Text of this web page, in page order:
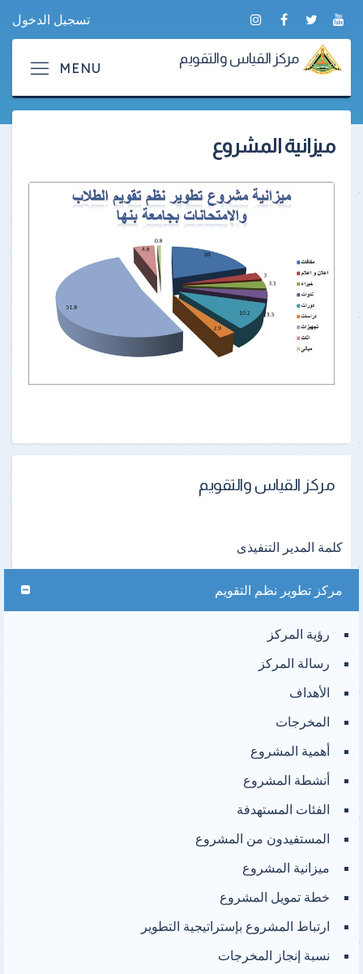
تسجيل الدخول
مركز القياس والتقويم
ميزانية المشروع
مركز القياس والتقويم
كلمة المدير التنفيذى
مركز تطوير نظم التقويم
رؤية المركز
رسالة المركز
الأهداف
المخرجات
أهمية المشروع
أنشطة المشروع
الفئات المستهدفة
المستفيدون من المشروع
ميزانية المشروع
خطة تمويل المشروع
ارتباط المشروع بإستراتيجية التطوير
نسبة إنجاز المخرجات